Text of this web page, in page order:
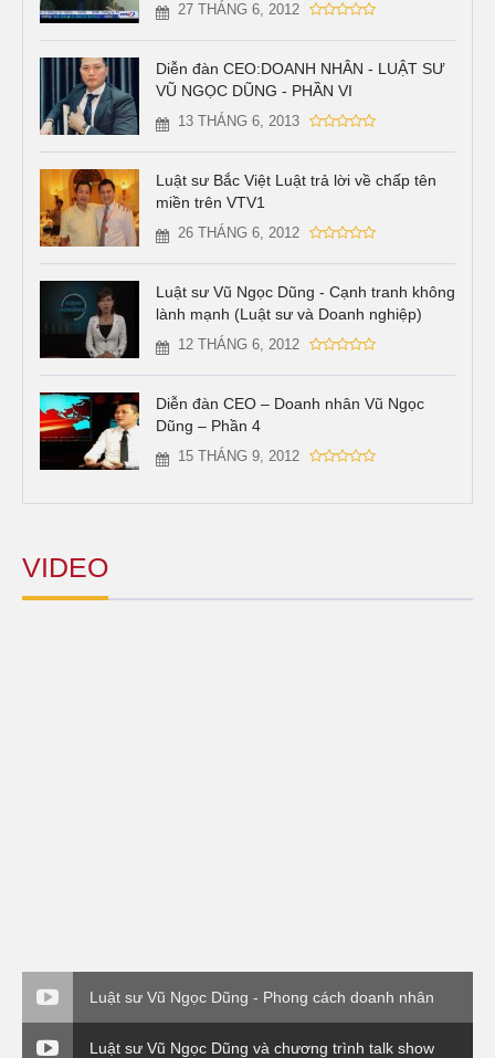
27 THÁNG 6, 2012
Diễn đàn CEO:DOANH NHÂN - LUẬT SƯ
VŨ NGỌC DŨNG - PHẦN VI
13 THÁNG 6, 2013
Luật sư Bắc Việt Luật trả lời về chấp tên
miền trên VTV1
26 THÁNG 6, 2012
Luật sư Vũ Ngọc Dũng - Cạnh tranh không
lành mạnh (Luật sư và Doanh nghiệp)
12 THÁNG 6, 2012
Diễn đàn CEO – Doanh nhân Vũ Ngọc
Dũng – Phần 4
15 THÁNG 9, 2012
VIDEO
Luật sư Vũ Ngọc Dũng - Phong cách doanh nhân
Luật sư Vũ Ngọc Dũng và chương trình talk show